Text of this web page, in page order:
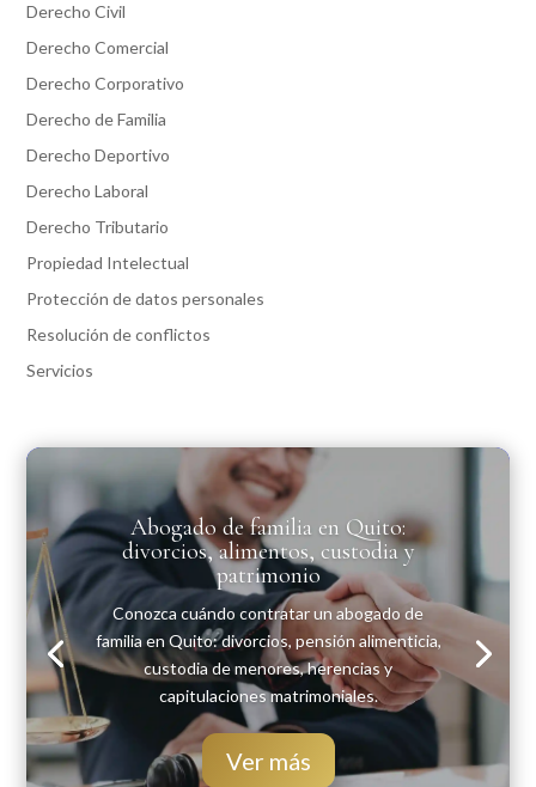
Derecho Civil
Derecho Comercial
Derecho Corporativo
Derecho de Familia
Derecho Deportivo
Derecho Laboral
Derecho Tributario
Propiedad Intelectual
Protección de datos personales
Resolución de conflictos
Servicios
Abogado de familia en Quito:
divorcios, alimentos, custodia y
patrimonio
Conozca cuándo contratar un abogado de
familia en Quito: divorcios, pensión alimenticia,
custodia de menores, herencias y
capitulaciones matrimoniales.
Ver más